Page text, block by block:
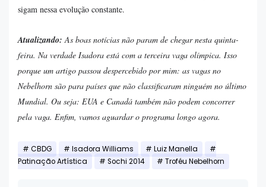
sigam nessa evolução constante.
Atualizando:As boas notícias não param de chegar nesta quinta-
feira. Na verdade Isadora está com a terceira vaga olímpica. Isso
porque um artigo passou despercebido por mim: as vagas no
Nebelhorn são para países que não classificaram ninguém no último
Mundial. Ou seja: EUA e Canadá também não podem concorrer
pela vaga. Enfim, vamos aguardar o programa longo agora.
CBDG Isadora Williams
Luiz Manella
Patinação Artística
Sochi 2014 Troféu Nebelhorn